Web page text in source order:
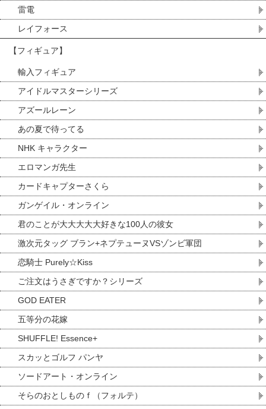
雷電
レイフォース
【フィギュア】
輸入フィギュア
アイドルマスターシリーズ
アズールレーン
あの夏で待ってる
NHK キャラクター
エロマンガ先生
カードキャプターさくら
ガンゲイル・オンライン
君のことが大大大大大好きな100人の彼女
激次元タッグ ブラン+ネプテューヌVSゾンビ軍団
恋騎士 Purely☆Kiss
ご注文はうさぎですか？シリーズ
GOD EATER
五等分の花嫁
SHUFFLE! Essence+
スカッとゴルフ パンヤ
ソードアート・オンライン
そらのおとしものｆ（フォルテ）